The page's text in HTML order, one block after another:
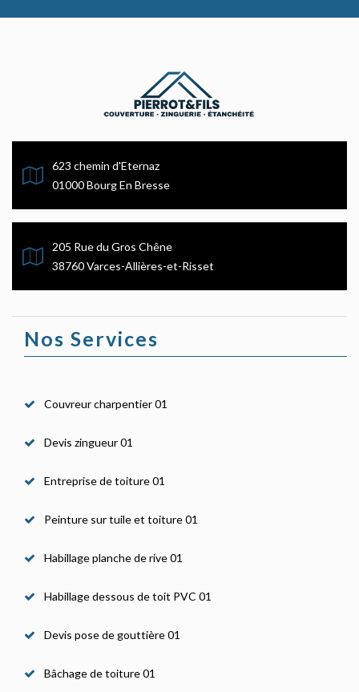
623 chemin d'Eternaz
01000 Bourg En Bresse
205 Rue du Gros Chêne
38760 Varces-Allières-et-Risset
Nos Services
Couvreur charpentier 01
Devis zingueur 01
Entreprise de toiture 01
Peinture sur tuile et toiture 01
Habillage planche de rive 01
Habillage dessous de toit PVC 01
Devis pose de gouttière 01
Bâchage de toiture 01